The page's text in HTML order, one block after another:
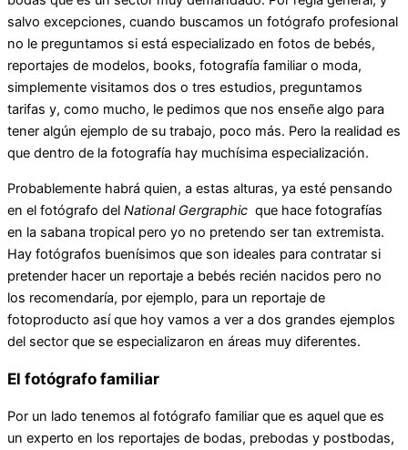
salvo excepciones, cuando buscamos un fotógrafo profesional
no le preguntamos si está especializado en fotos de bebés,
reportajes de modelos, books, fotografía familiar o moda,
simplemente visitamos dos o tres estudios, preguntamos
tarifas y, como mucho, le pedimos que nos enseñe algo para
tener algún ejemplo de su trabajo, poco más. Pero la realidad es
que dentro de la fotografía hay muchísima especialización.
Probablemente habrá quien, a estas alturas, ya esté pensando
en el fotógrafo del National Gergraphic que hace fotografías
en la sabana tropical pero yo no pretendo ser tan extremista.
Hay fotógrafos buenísimos que son ideales para contratar si
pretender hacer un reportaje a bebés recién nacidos pero no
los recomendaría, por ejemplo, para un reportaje de
fotoproducto así que hoy vamos a ver a dos grandes ejemplos
del sector que se especializaron en áreas muy diferentes.
El fotógrafo familiar
Por un lado tenemos al fotógrafo familiar que es aquel que es
un experto en los reportajes de bodas, prebodas y postbodas,